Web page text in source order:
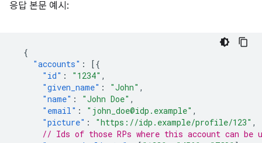
응답 본문 예시:
{
"accounts" :
[{
"id" : "1234" ,
"given_name" : "John" ,
"name" : "John Doe" ,
"email" : "john_doe@idp.example" ,
"picture" : "https://idp.example/profile/123" ,
// Ids of those RPs where this account can be